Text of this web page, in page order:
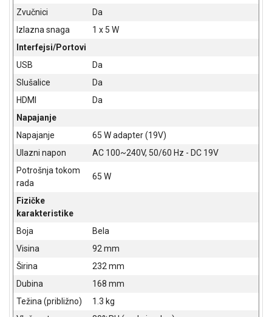
Zvučnici
Da
Izlazna snaga
1 x 5 W
Interfejsi/Portovi
USB
Da
Slušalice
Da
HDMI
Da
Napajanje
Napajanje
65 W adapter (19V)
Ulazni napon
AC 100~240V, 50/60 Hz - DC 19V
Potrošnja tokom
rada
65 W
Fizičke
karakteristike
Boja
Bela
Visina
92 mm
Širina
232 mm
Dubina
168 mm
Težina (približno)
1.3 kg